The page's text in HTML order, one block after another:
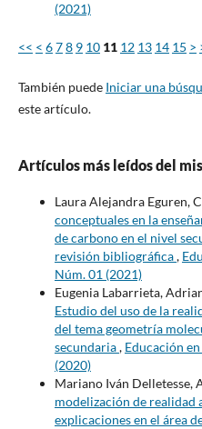
(2021)
<< < 678 9 10 11 12 13 14 15 >
También puede Iniciar una
este artículo.
Artículos más leídos del
Laura Alejandra Eguren,
conceptuales en la
de carbono en el nivel
revisión bibliográfica,
Núm. 01 (2021)
Eugenia Labarrieta,
Estudio del uso de la
del tema geometría
secundaria, Educación
(2020)
Mariano Iván Delletesse,
modelización de realidad
explicaciones en el área